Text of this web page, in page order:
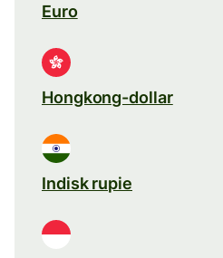
Euro
Hongkong-dollar
Indisk rupie